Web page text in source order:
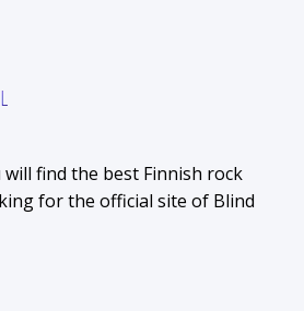
find the best Finnish rock
for the official site of Blind